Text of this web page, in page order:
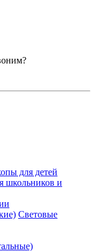
для детей
школьников и
Световые